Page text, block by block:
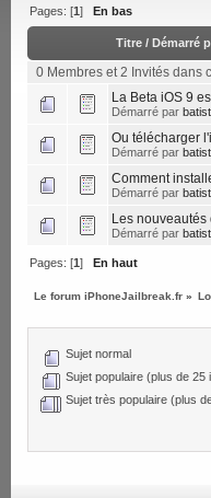
Pages: [1] En bas
Titre/ Démarré
0 Membres et 2 Invités dans
La Beta iOS 9
Démarré par
Ou télécharger
Démarré par
Comment
Démarré par
Les nouveautés
Démarré par
Pages: [1]En haut
Le forum iPhoneJailbreak.fr »
Sujet normal
Sujet populaire (plus de 25
Sujet très populaire (plus